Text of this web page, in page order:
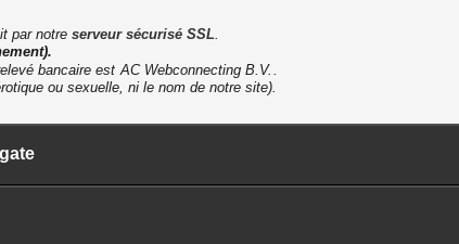
par notre serveur sécurisé SSL.
bancaire est
.
ou sexuelle, ni le nom de notre site).